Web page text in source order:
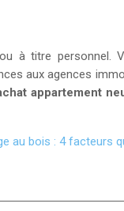
à titre personnel.
aux agences
appartement
au bois : 4 facteurs